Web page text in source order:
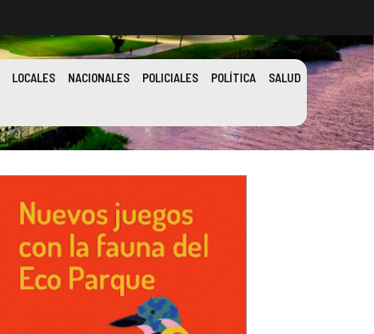
LOCALES NACIONALES POLICIALES POLÍTICA SALUD